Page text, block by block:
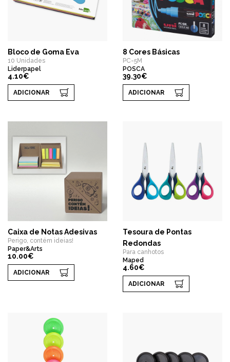
Bloco de Goma Eva
10 Unidades
Liderpapel
4.10€
ADICIONAR
8 Cores Básicas
PC-5M
POSCA
39.30€
ADICIONAR
Caixa de Notas Adesivas
Perigo, contém ideias!
Paper&Arts
10.00€
ADICIONAR
Tesoura de Pontas
Redondas
Para canhotos
Maped
4.60€
ADICIONAR